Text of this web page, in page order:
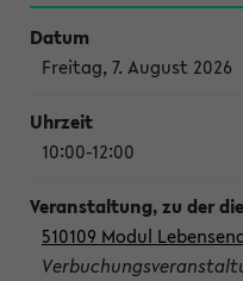
Freitag, 7. August 2026
10:00-12:00
510109 Modul